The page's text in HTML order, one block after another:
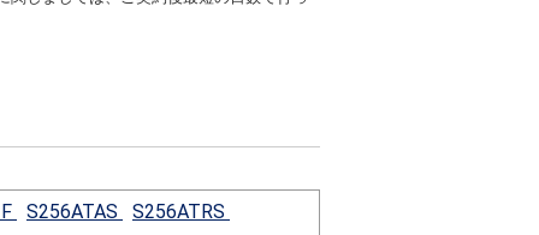
S256ATAS S256ATRS